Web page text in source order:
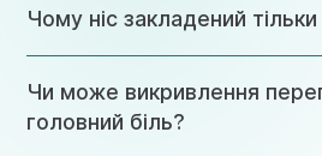
не потребують. Питання про
Чому ніс закладений
гіпертрофія носової раковини
видно тільки на риноскопії.
Чи може викривлення
головний біль?